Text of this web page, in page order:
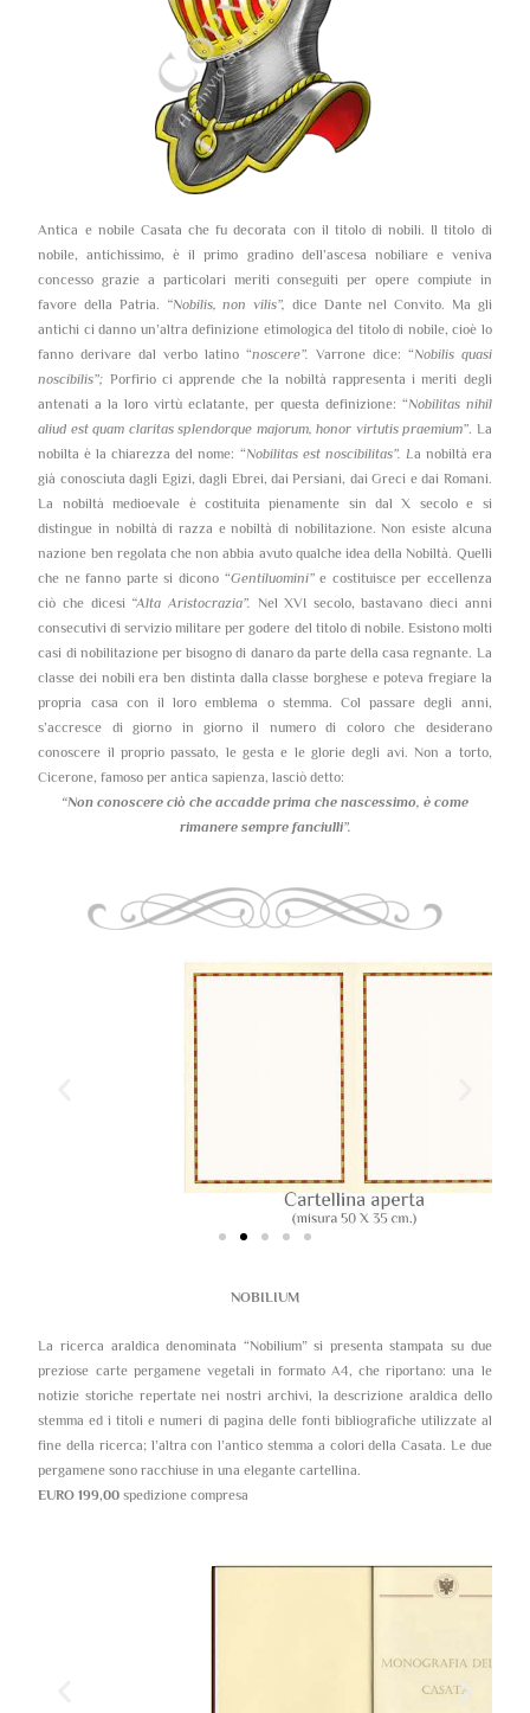
Antica e nobile Casata che fu decorata con il titolo di nobili. Il titolo di
nobile, antichissimo, è il primo gradino dell’ascesa nobiliare e veniva
concesso grazie a particolari meriti conseguiti per opere compiute in
favore della Patria. “Nobilis, non vilis”, dice Dante nel Convito. Ma gli
antichi ci danno un’altra definizione etimologica del titolo di nobile, cioè lo
fanno derivare dal verbo latino “noscere”. Varrone dice: “Nobilis quasi
noscibilis”; Porfirio ci apprende che la nobiltà rappresenta i meriti degli
antenati a la loro virtù eclatante, per questa definizione: “Nobilitas nihil
aliud est quam claritas splendorque majorum, honor virtutis praemium”. La
nobilta è la chiarezza del nome: “Nobilitas est noscibilitas”. La nobiltà era
già conosciuta dagli Egizi, dagli Ebrei, dai Persiani, dai Greci e dai Romani.
La nobiltà medioevale è costituita pienamente sin dal X secolo e si
distingue in nobiltà di razza e nobiltà di nobilitazione. Non esiste alcuna
nazione ben regolata che non abbia avuto qualche idea della Nobiltà. Quelli
che ne fanno parte si dicono “Gentiluomini”e costituisce per eccellenza
ciò che dicesi “Alta Aristocrazia”. Nel XVI secolo, bastavano dieci anni
consecutivi di servizio militare per godere del titolo di nobile. Esistono molti
casi di nobilitazione per bisogno di danaro da parte della casa regnante. La
classe dei nobili era ben distinta dalla classe borghese e poteva fregiare la
propria casa con il loro emblema o stemma. Col passare degli anni,
s’accresce di giorno in giorno il numero di coloro che desiderano
conoscere il proprio passato, le gesta e le glorie degli avi. Non a torto,
Cicerone, famoso per antica sapienza, lasciò detto:
“Non conoscere ciò che accadde prima che nascessimo, è come
rimanere sempre fanciulli”.
NOBILIUM
La ricerca araldica denominata “Nobilium” si presenta stampata su due
preziose carte pergamene vegetali in formato A4, che riportano: una le
notizie storiche repertate nei nostri archivi, la descrizione araldica dello
stemma ed i titoli e numeri di pagina delle fonti bibliografiche utilizzate al
fine della ricerca; l’altra con l’antico stemma a colori della Casata. Le due
pergamene sono racchiuse in una elegante cartellina.
EURO 199,00 spedizione compresa